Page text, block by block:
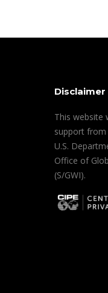
Disclaimer
This website
support from
U.S.
Office of
(S/GWI).